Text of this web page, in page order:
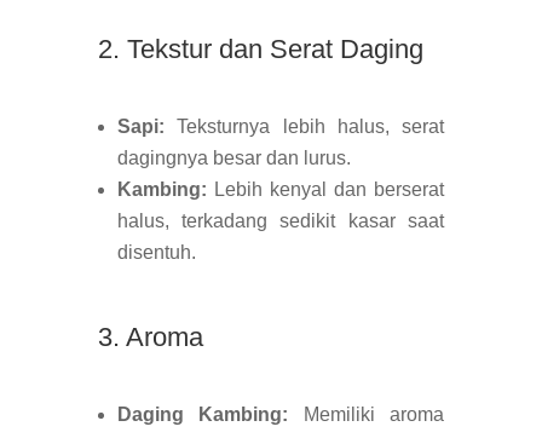
2. Tekstur dan Serat Daging
Sapi:Teksturnya lebih halus, serat
dagingnya besar dan lurus.
Kambing: Lebih kenyal dan berserat
halus, terkadang sedikit kasar saat
disentuh.
3. Aroma
Daging Kambing:
Memiliki aroma